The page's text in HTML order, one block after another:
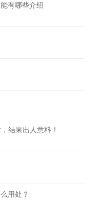
有哪些介绍
结果出人意料！
用处？